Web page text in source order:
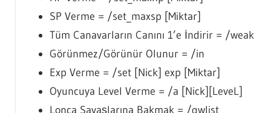
SP Verme = /set_maxsp [Miktar]
Tüm Canavarların Canını 1’e İndirir = /weak
Görünmez/Görünür Olunur = /in
Exp Verme = /set [Nick] exp [Miktar]
Oyuncuya Level Verme = /a [Nick][LeveL]
Lonca Savaşlarına Bakmak = /gwlist